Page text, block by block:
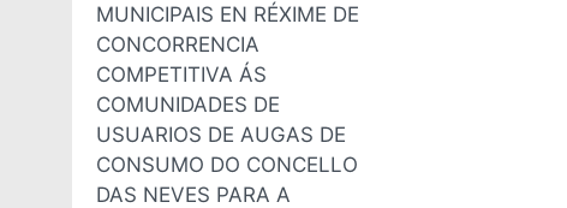
MUNICIPAIS EN RÉXIME DE
CONCORRENCIA
COMPETITIVA ÁS
COMUNIDADES DE
USUARIOS DE AUGAS DE
CONSUMO DO CONCELLO
DAS NEVES PARA A